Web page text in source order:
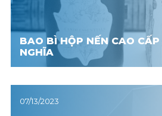
BAO BÌ HỘP NẾN CAO
NGHĨA
07/13/2023